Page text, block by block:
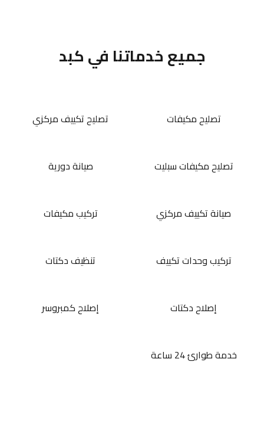
جميع خدماتنا في كبد
تصليح مكيفات تصليح تكييف مركزي
تصليح مكيفات سبليت صيانة دورية
صيانة تكييف مركزي تركيب مكيفات
تركيب وحدات تكييف تنظيف دكتات
إصلاح دكتات إصلاح كمبروسر
خدمة طوارئ 24 ساعة